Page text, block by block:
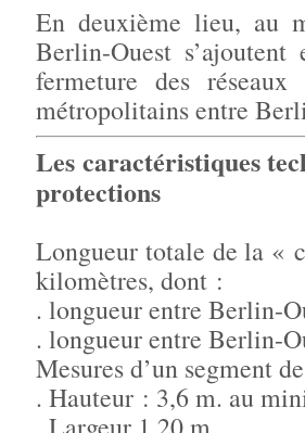
En deuxième lieu, au
Berlin-Ouest
fermeture des
métropolitains entre
Les caractéristiques
protections
Longueur totale de la «
kilomètres, dont :
. longueur entre Berlin-
. longueur entre Berlin-
Mesures d’un segment
. Hauteur : 3,6 m. au